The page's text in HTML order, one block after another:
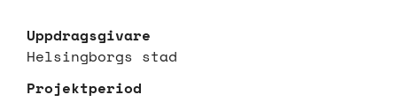
Uppdragsgivare
Helsingborgs stad
Projektperiod